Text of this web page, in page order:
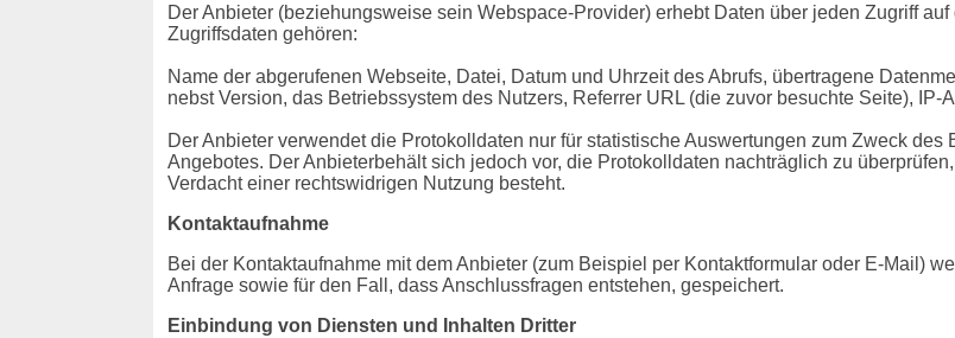
Der Anbieter (beziehungsweise sein Webspace-Provider) erhebt Daten über jeden Zugriff
Zugriffsdaten gehören:
Name der abgerufenen Webseite, Datei, Datum und Uhrzeit des Abrufs, übertragene
nebst Version, das Betriebssystem des Nutzers, Referrer URL (die zuvor besuchte Seite), IP-
Der Anbieter verwendet die Protokolldaten nur für statistische Auswertungen zum Zweck
Angebotes. Der Anbieterbehält sich jedoch vor, die Protokolldaten nachträglich zu
Verdacht einer rechtswidrigen Nutzung besteht.
Kontaktaufnahme
Bei der Kontaktaufnahme mit dem Anbieter (zum Beispiel per Kontaktformular oder E-Mail)
Anfrage sowie für den Fall, dass Anschlussfragen entstehen, gespeichert.
Einbindung von Diensten und Inhalten Dritter